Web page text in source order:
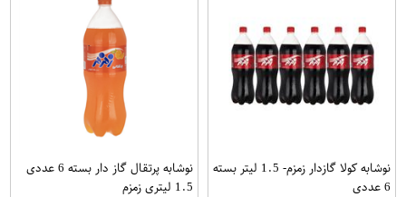
نوشابه کولا گازدار زمزم- 1.5 لیتر بسته
6 عددی
نوشابه پرتقال گاز دار بسته 6 عددی
1.5 لیتری زمزم